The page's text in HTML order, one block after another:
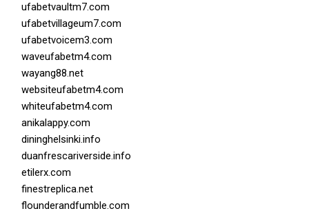
ufabetvaultm7.com
ufabetvillageum7.com
ufabetvoicem3.com
waveufabetm4.com
wayang88.net
websiteufabetm4.com
whiteufabetm4.com
anikalappy.com
dininghelsinki.info
duanfrescariverside.info
etilerx.com
finestreplica.net
flounderandfumble.com